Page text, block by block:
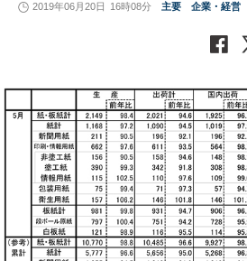
2019年06月20日 16時08分 主要 企業・経営